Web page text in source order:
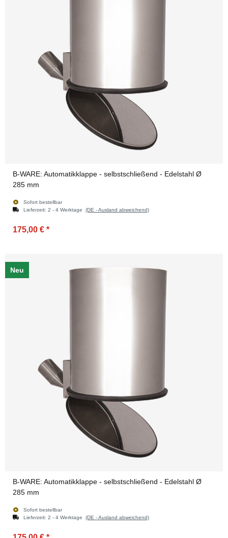
B-WARE: Automatikklappe - selbstschließend - Edelstahl Ø
285 mm
Sofort bestellbar
Lieferzeit: 2 - 4 Werktage (DE - Ausland abweichend)
175,00 € *
Neu
B-WARE: Automatikklappe - selbstschließend - Edelstahl Ø
285 mm
Sofort bestellbar
Lieferzeit: 2 - 4 Werktage (DE - Ausland abweichend)